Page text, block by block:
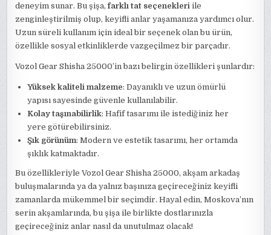
deneyim sunar. Bu şişa,farklı tat seçenekleri ile
zenginleştirilmiş olup, keyifli anlar yaşamanıza yardımcı olur.
Uzun süreli kullanım için ideal bir seçenek olan bu ürün,
özellikle sosyal etkinliklerde vazgeçilmez bir parçadır.
Vozol Gear Shisha 25000’in bazı belirgin özellikleri şunlardır:
Yüksek kaliteli malzeme: Dayanıklı ve uzun ömürlü
yapısı sayesinde güvenle kullanılabilir.
Kolay taşınabilirlik: Hafif tasarımı ile istediğiniz her
yere götürebilirsiniz.
Şık görünüm: Modern ve estetik tasarımı, her ortamda
şıklık katmaktadır.
Bu özellikleriyle Vozol Gear Shisha 25000, akşam arkadaş
buluşmalarında ya da yalnız başınıza geçireceğiniz keyifli
zamanlarda mükemmel bir seçimdir. Hayal edin, Moskova’nın
serin akşamlarında, bu şişa ile birlikte dostlarınızla
geçireceğiniz anlar nasıl da unutulmaz olacak!